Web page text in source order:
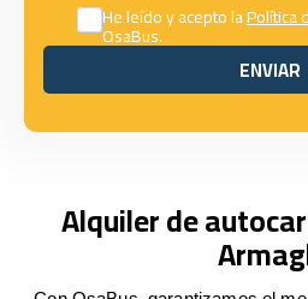
He leído y acepto laPolítica
OsaBus.
ENVIAR
ENVIAR
Alquiler de